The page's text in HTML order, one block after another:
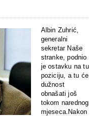
Albin Zuhrić,
generalni
sekretar Naše
stranke, podnio
je ostavku na tu
poziciju, a tu će
dužnost
obnašati još
tokom narednog
mjeseca.Nakon